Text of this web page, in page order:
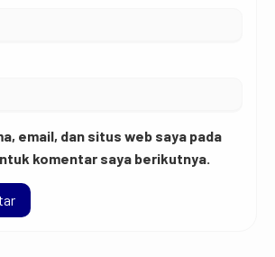
email, dan situs web saya pada
komentar saya berikutnya.